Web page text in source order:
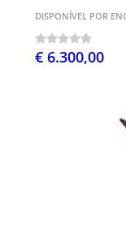
DISPONÍVEL POR
€ 6.300,00